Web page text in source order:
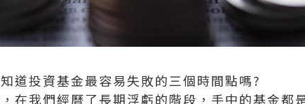
道投資基金最容易失敗的三個時間點嗎?
在我們經曆了長期浮虧的階段，手中的基金都